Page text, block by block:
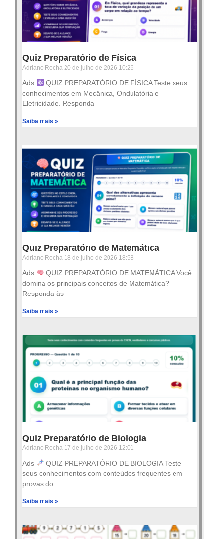
Quiz Preparatório de Física
Adriano Rocha 20 de julho de 2026 10:26
Ads
QUIZ PREPARATÓRIO DE FÍSICA Teste seus
conhecimentos em Mecânica, Ondulatória e
Eletricidade. Responda
Saiba mais »
Quiz Preparatório de Matemática
Adriano Rocha 18 de julho de 2026 18:58
Ads
QUIZ PREPARATÓRIO DE MATEMÁTICA Você
domina os principais conceitos de Matemática?
Responda às
Saiba mais »
Quiz Preparatório de Biologia
Adriano Rocha 17 de julho de 2026 12:01
Ads
QUIZ PREPARATÓRIO DE BIOLOGIA Teste
seus conhecimentos com conteúdos frequentes em
provas do
Saiba mais »